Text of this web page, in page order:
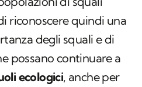
riconoscere quindi una
degli squali e di
possano continuare a
ecologici, anche per